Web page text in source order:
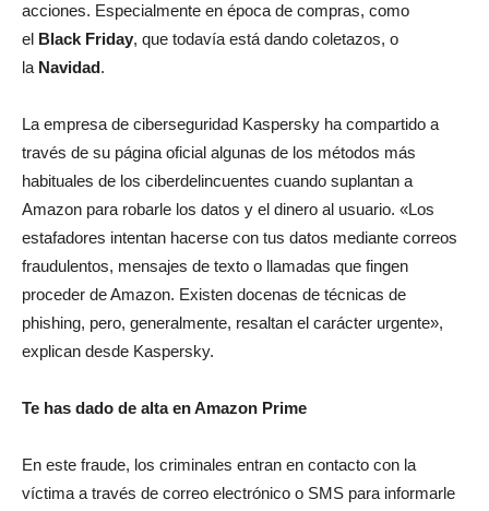
acciones. Especialmente en época de compras, como
el Black Friday, que todavía está dando coletazos, o
la Navidad.
La empresa de ciberseguridad Kaspersky ha compartido a
través de su página oficial algunas de los métodos más
habituales de los ciberdelincuentes cuando suplantan a
Amazon para robarle los datos y el dinero al usuario. «Los
estafadores intentan hacerse con tus datos mediante correos
fraudulentos, mensajes de texto o llamadas que fingen
proceder de Amazon. Existen docenas de técnicas de
phishing, pero, generalmente, resaltan el carácter urgente»,
explican desde Kaspersky.
Te has dado de alta en Amazon Prime
En este fraude, los criminales entran en contacto con la
víctima a través de correo electrónico o SMS para informarle